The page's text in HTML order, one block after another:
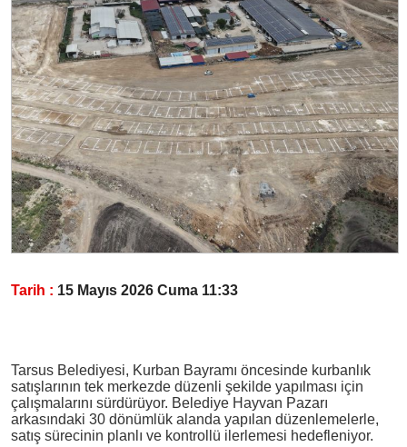
Tarih : 15 Mayıs 2026 Cuma 11:33
Tarsus Belediyesi, Kurban Bayramı öncesinde kurbanlık
satışlarının tek merkezde düzenli şekilde yapılması için
çalışmalarını sürdürüyor. Belediye Hayvan Pazarı
arkasındaki 30 dönümlük alanda yapılan düzenlemelerle,
satış sürecinin planlı ve kontrollü ilerlemesi hedefleniyor.